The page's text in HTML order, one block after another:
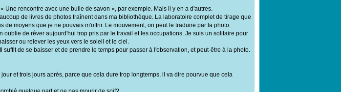
rencontre avec une bulle de savon », par exemple. Mais il y en a d'autres.
de livres de photos traînent dans ma bibliothèque. La laboratoire complet de tirage que
moyens que je ne pouvais m'offrir. Le mouvement, on peut le traduire par la photo.
de rêver aujourd'hui trop pris par le travail et les occupations. Je suis un solitaire pour
ou relever les yeux vers le soleil et le ciel.
de se baisser et de prendre le temps pour passer à l'observation, et peut-être à la photo.
et trois jours après, parce que cela dure trop longtemps, il va dire pourvue que cela